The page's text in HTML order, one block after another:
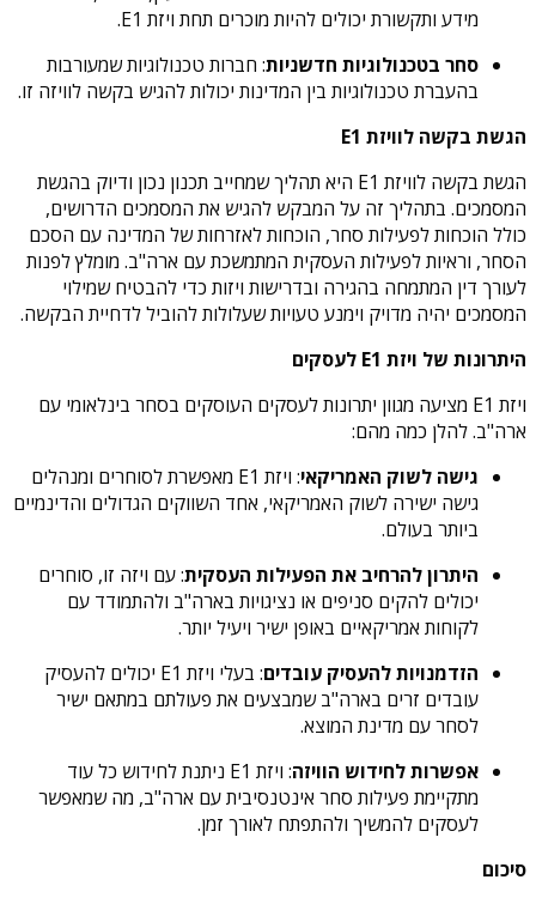
מידע ותקשורת יכולים להיות מוכרים תחת ויזת E1.
סחר בטכנולוגיות חדשניות: חברות טכנולוגיות שמעורבות
בהעברת טכנולוגיות בין המדינות יכולות להגיש בקשה לוויזה זו.
הגשת בקשה לוויזת E1
הגשת בקשה לוויזת E1 היא תהליך שמחייב תכנון נכון ודיוק בהגשת
המסמכים. בתהליך זה על המבקש להגיש את המסמכים הדרושים,
כולל הוכחות לפעילות סחר, הוכחות לאזרחות של המדינה עם הסכם
הסחר, וראיות לפעילות העסקית המתמשכת עם ארה"ב. מומלץ לפנות
לעורך דין המתמחה בהגירה ובדרישות ויזות כדי להבטיח שמילוי
המסמכים יהיה מדויק וימנע טעויות שעלולות להוביל לדחיית הבקשה.
היתרונות של ויזת E1 לעסקים
ויזת E1 מציעה מגוון יתרונות לעסקים העוסקים בסחר בינלאומי עם
ארה"ב. להלן כמה מהם:
גישה לשוק האמריקאי
: ויזת E1 מאפשרת לסוחרים ומנהלים
גישה ישירה לשוק האמריקאי, אחד השווקים הגדולים והדינמיים
ביותר בעולם.
היתרון להרחיב את הפעילות העסקית: עם ויזה זו, סוחרים
יכולים להקים סניפים או נציגויות בארה"ב ולהתמודד עם
לקוחות אמריקאיים באופן ישיר ויעיל יותר.
הזדמנויות להעסיק עובדים
: בעלי ויזת E1 יכולים להעסיק
עובדים זרים בארה"ב שמבצעים את פעולתם במתאם ישיר
לסחר עם מדינת המוצא.
אפשרות לחידוש הוויזה
: ויזת E1 ניתנת לחידוש כל עוד
מתקיימת פעילות סחר אינטנסיבית עם ארה"ב, מה שמאפשר
לעסקים להמשיך ולהתפתח לאורך זמן.
סיכום